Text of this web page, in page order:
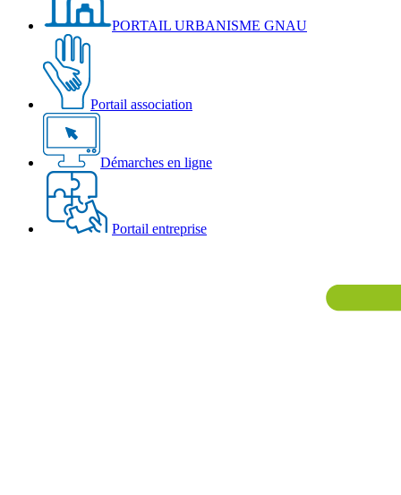
PORTAIL URBANISME GNAU
Portail association
Démarches en ligne
Portail entreprise